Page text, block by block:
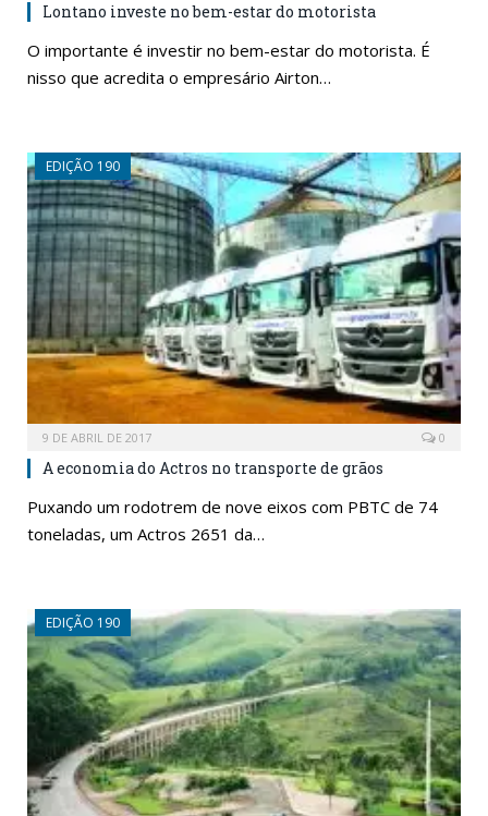
Lontano investe no bem-estar do motorista
O importante é investir no bem-estar do motorista. É
nisso que acredita o empresário Airton…
EDIÇÃO 190
9 DE ABRIL DE 2017 0
A economia do Actros no transporte de grãos
Puxando um rodotrem de nove eixos com PBTC de 74
toneladas, um Actros 2651 da…
EDIÇÃO 190